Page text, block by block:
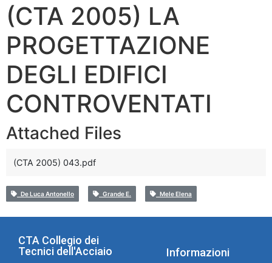
(CTA 2005) LA
PROGETTAZIONE
DEGLI EDIFICI
CONTROVENTATI
Attached Files
(CTA 2005) 043.pdf
De Luca Antonello Grande E. Mele Elena
CTA Collegio dei
Tecnici dell'Acciaio
Informazioni